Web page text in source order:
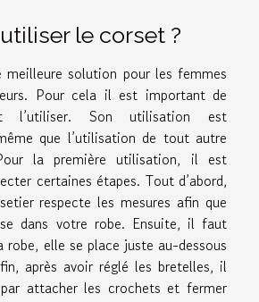
le corset ?
solution pour les femmes
Pour cela il est important de
l’utiliser. Son utilisation est
que l’utilisation de tout autre
la première utilisation, il est
certaines étapes. Tout d’abord,
respecte les mesures afin que
dans votre robe. Ensuite, il faut
robe, elle se place juste au-dessous
après avoir réglé les bretelles, il
attacher les crochets et fermer